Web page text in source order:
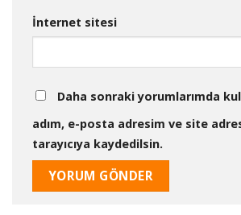
İnternet sitesi
Daha sonraki yorumlarımda
adım, e-posta adresim ve site
tarayıcıya kaydedilsin.